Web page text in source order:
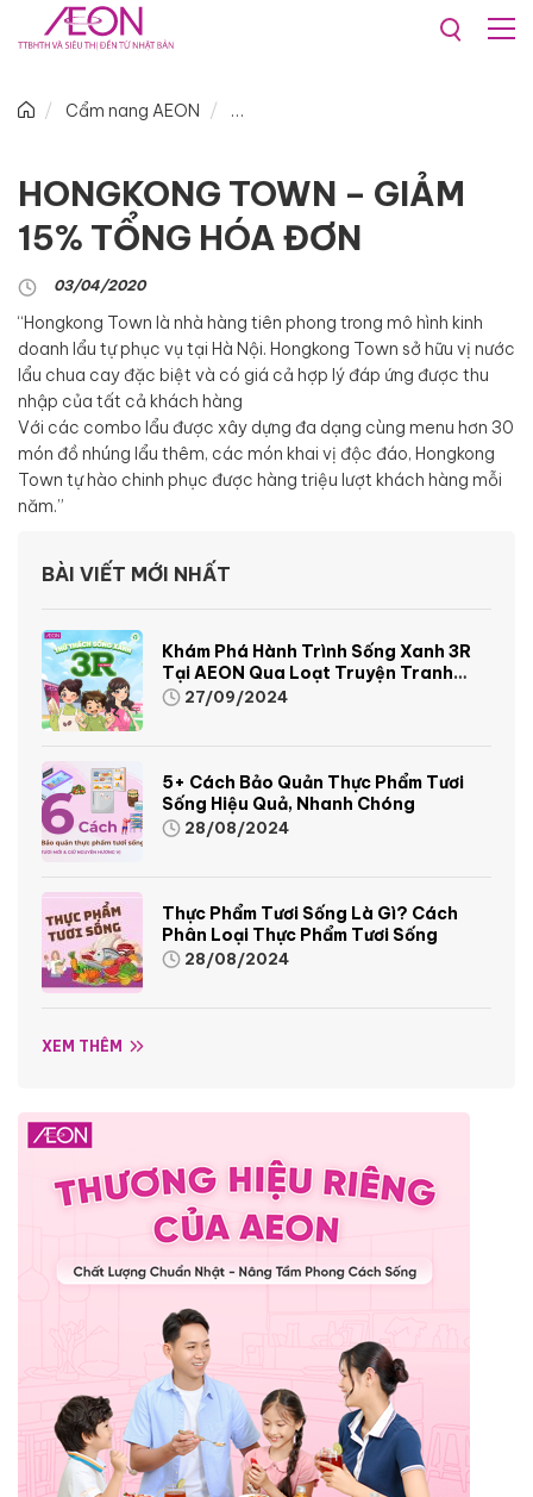
Cẩm nang AEON
HONGKONG TOWN – GIẢM
15% TỔNG HÓA ĐƠN
03/04/2020
“Hongkong Town là nhà hàng tiên phong trong mô hình kinh
doanh lẩu tự phục vụ tại Hà Nội. Hongkong Town sở hữu vị nước
lẩu chua cay đặc biệt và có giá cả hợp lý đáp ứng được thu
nhập của tất cả khách hàng
Với các combo lẩu được xây dựng đa dạng cùng menu hơn 30
món đồ nhúng lẩu thêm, các món khai vị độc đáo, Hongkong
Town tự hào chinh phục được hàng triệu lượt khách hàng mỗi
năm.”
BÀI VIẾT MỚI NHẤT
Khám Phá Hành Trình Sống Xanh 3R
Tại AEON Qua Loạt Truyện Tranh
Sinh Động Và Thú Vị
27/09/2024
5+ Cách Bảo Quản Thực Phẩm Tươi
Sống Hiệu Quả, Nhanh Chóng
28/08/2024
Thực Phẩm Tươi Sống Là Gì? Cách
Phân Loại Thực Phẩm Tươi Sống
28/08/2024
XEM THÊM